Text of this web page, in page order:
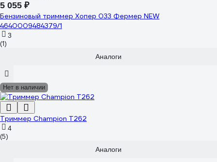
5 055 ₽
Бензиновый триммер Хопер 033 Фермер NEW
4640009484379/1
3
(1)
Аналоги
Нет в наличии
Триммер Champion Т262
4
(5)
Аналоги